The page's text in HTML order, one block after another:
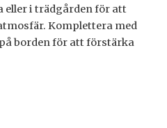
eller i trädgården för att
Komplettera med
borden för att förstärka